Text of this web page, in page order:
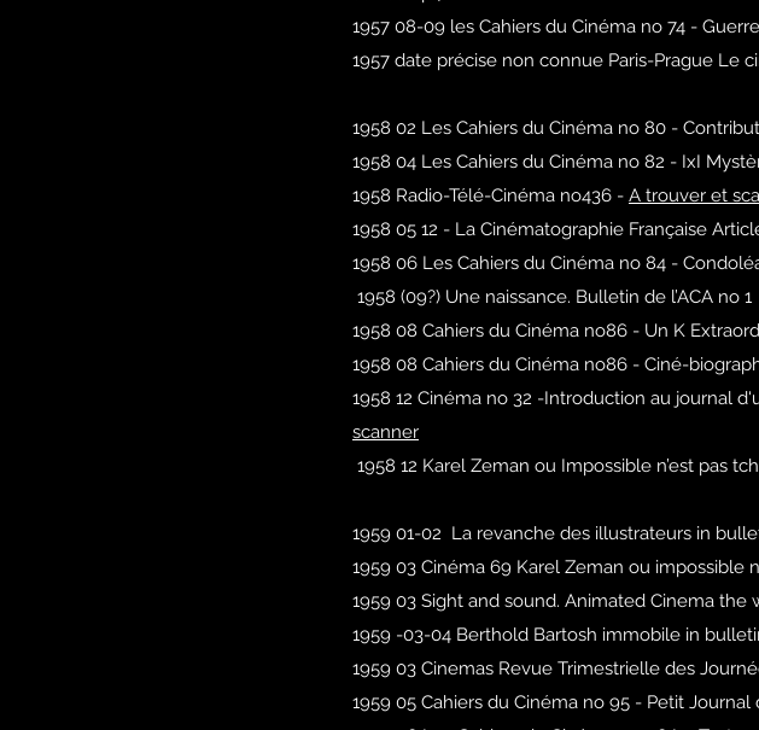
1957 08-09 les Cahiers du Cinéma no 74 -
1957 date précise non connue Paris-Prague Le
1958 02 Les Cahiers du Cinéma no 80 -
1958 04 Les Cahiers du Cinéma no 82 - IxI
1958 Radio-Télé-Cinéma no436 - A trouver et
1958 05 12 - La Cinématographie Française
1958 06 Les Cahiers du Cinéma no 84 -
1958 (09?) Une naissance. Bulletin de l’ACA no 1
1958 08 Cahiers du Cinéma no86 - Un K
1958 08 Cahiers du Cinéma no86 - Ciné-
1958 12 Cinéma no 32 -Introduction au journal
scanner
1958 12 Karel Zeman ou Impossible n’est pas
1959 01-02 La revanche des illustrateurs in
1959 03 Cinéma 69 Karel Zeman ou impossible
1959 03 Sight and sound. Animated Cinema the
1959 -03-04 Berthold Bartosh immobile in
1959 03 Cinemas Revue Trimestrielle des
1959 05 Cahiers du Cinéma no 95 - Petit Journal